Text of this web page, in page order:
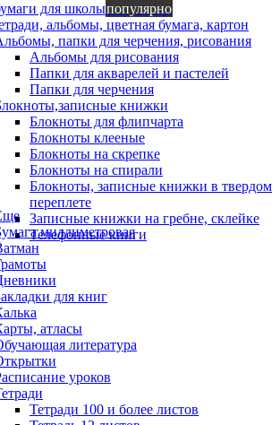
для школыпопулярно
альбомы, цветная бумага, картон
папки для черчения, рисования
Альбомы для рисования
Папки для акварелей и пастелей
Папки для черчения
книжки
Блокноты для флипчарта
Блокноты клееные
Блокноты на скрепке
Блокноты на спирали
Блокноты, записные книжки в твердом
переплете
Записные книжки на гребне, склейке
Телефонные книги
миллиметровая
для книг
атласы
литература
уроков
Тетради 100 и более листов